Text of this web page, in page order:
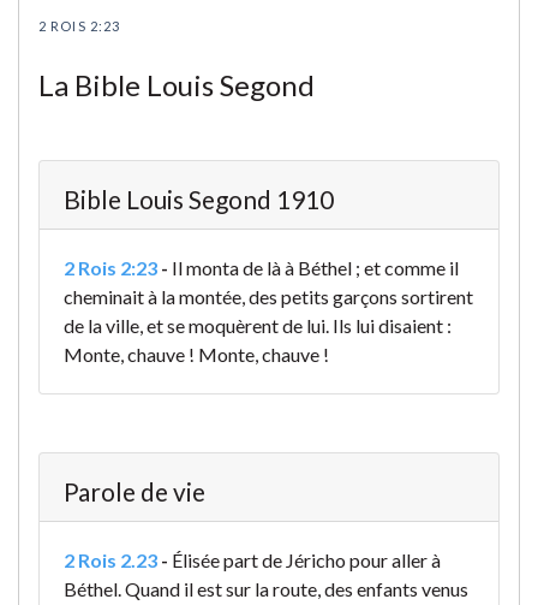
2 ROIS 2:23
La Bible Louis Segond
Bible Louis Segond 1910
2 Rois 2:23 - Il monta de là à Béthel ; et comme il
cheminait à la montée, des petits garçons sortirent
de la ville, et se moquèrent de lui. Ils lui disaient :
Monte, chauve ! Monte, chauve !
Parole de vie
2 Rois 2.23 - Élisée part de Jéricho pour aller à
Béthel. Quand il est sur la route, des enfants venus